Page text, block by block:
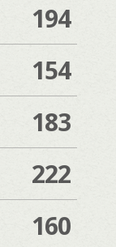
194
154
183
222
160